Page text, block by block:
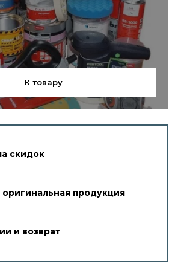
К товару
скидок
оригинальная продукция
и возврат